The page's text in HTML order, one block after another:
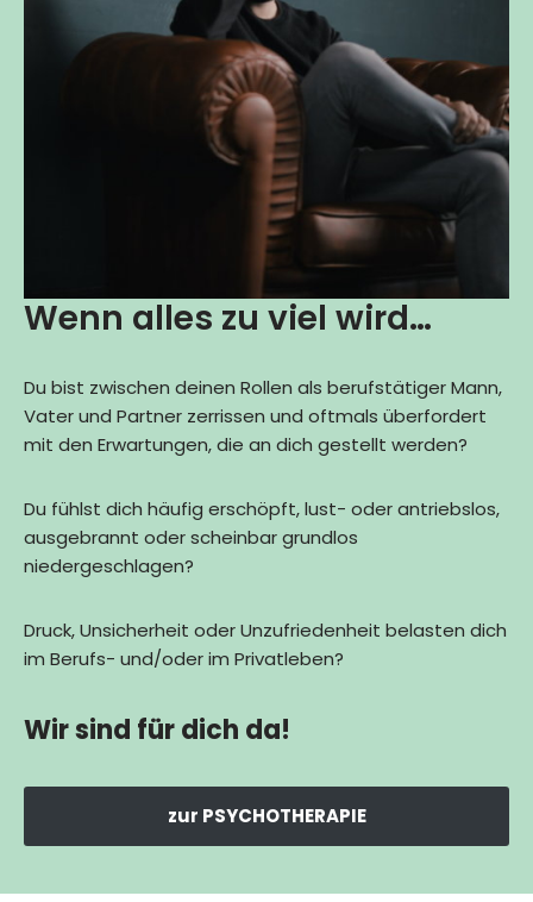
Wenn alles zu viel wird…
Du bist zwischen deinen Rollen als berufstätiger Mann,
Vater und Partner zerrissen und oftmals überfordert
mit den Erwartungen, die an dich gestellt werden?
Du fühlst dich häufig erschöpft, lust- oder antriebslos,
ausgebrannt oder scheinbar grundlos
niedergeschlagen?
Druck, Unsicherheit oder Unzufriedenheit belasten dich
im Berufs- und/oder im Privatleben?
Wir sind für dich da!
zur PSYCHOTHERAPIE